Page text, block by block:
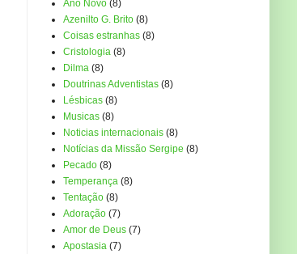
Ano Novo (8)
Azenilto G. Brito (8)
Coisas estranhas (8)
Cristologia (8)
Dilma (8)
Doutrinas Adventistas (8)
Lésbicas (8)
Musicas (8)
Noticias internacionais (8)
Notícias da Missão Sergipe (8)
Pecado (8)
Temperança (8)
Tentação (8)
Adoração (7)
Amor de Deus (7)
Apostasia (7)